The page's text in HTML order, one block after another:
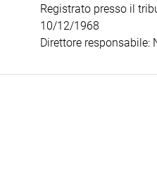
Registrato presso il
10/12/1968
Direttore responsabile: